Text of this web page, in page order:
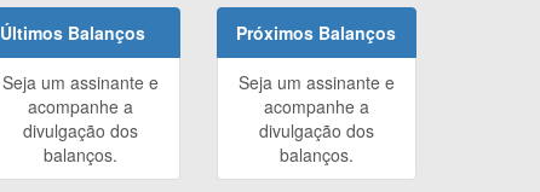
Últimos Balanços
Seja um assinante e
acompanhe a
divulgação dos
balanços.
Próximos Balanços
Seja um assinante e
acompanhe a
divulgação dos
balanços.